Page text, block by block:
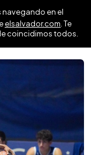
navegando en el
elsalvador.com . Te
coincidimos todos.